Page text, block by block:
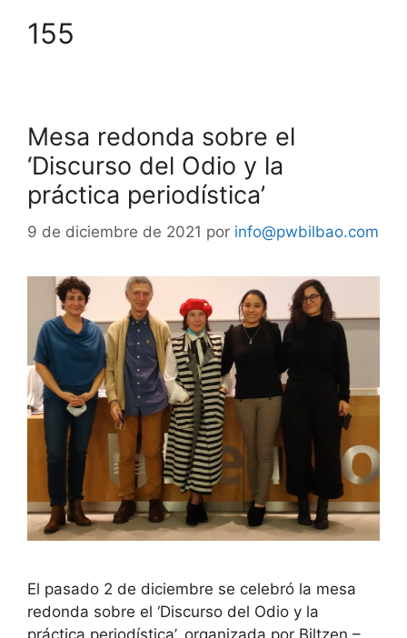
155
Mesa redonda sobre el
‘Discurso del Odio y la
práctica periodística’
9 de diciembre de 2021 por info@pwbilbao.com
El pasado 2 de diciembre se celebró la mesa
redonda sobre el ‘Discurso del Odio y la
práctica periodística’, organizada por Biltzen –